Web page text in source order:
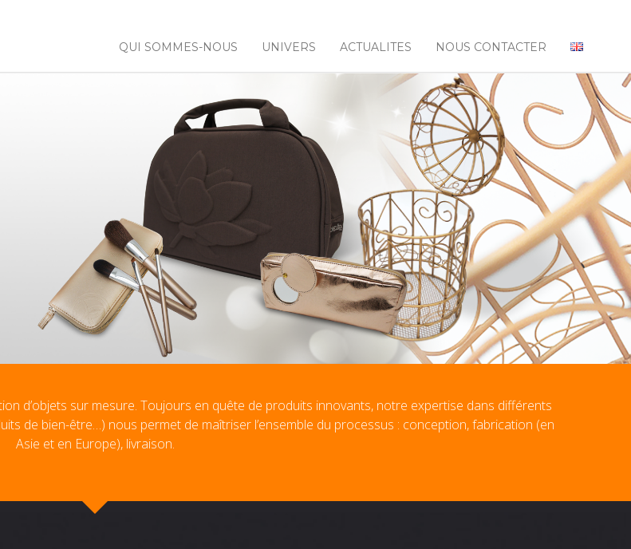
QUI SOMMES-NOUS UNIVERS ACTUALITES NOUS CONTACTER
d’objets sur mesure. Toujours en quête de produits innovants, notre expertise dans différents
de bien-être…) nous permet de maîtriser l’ensemble du processus : conception, fabrication (en
Asie et en Europe), livraison.